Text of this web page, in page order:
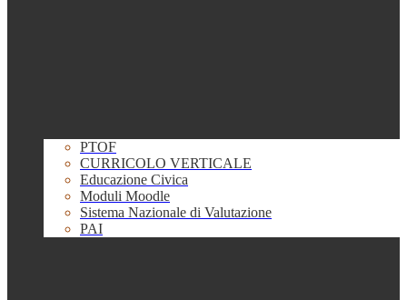
PTOF
CURRICOLO VERTICALE
Educazione Civica
Moduli Moodle
Sistema Nazionale di Valutazione
PAI